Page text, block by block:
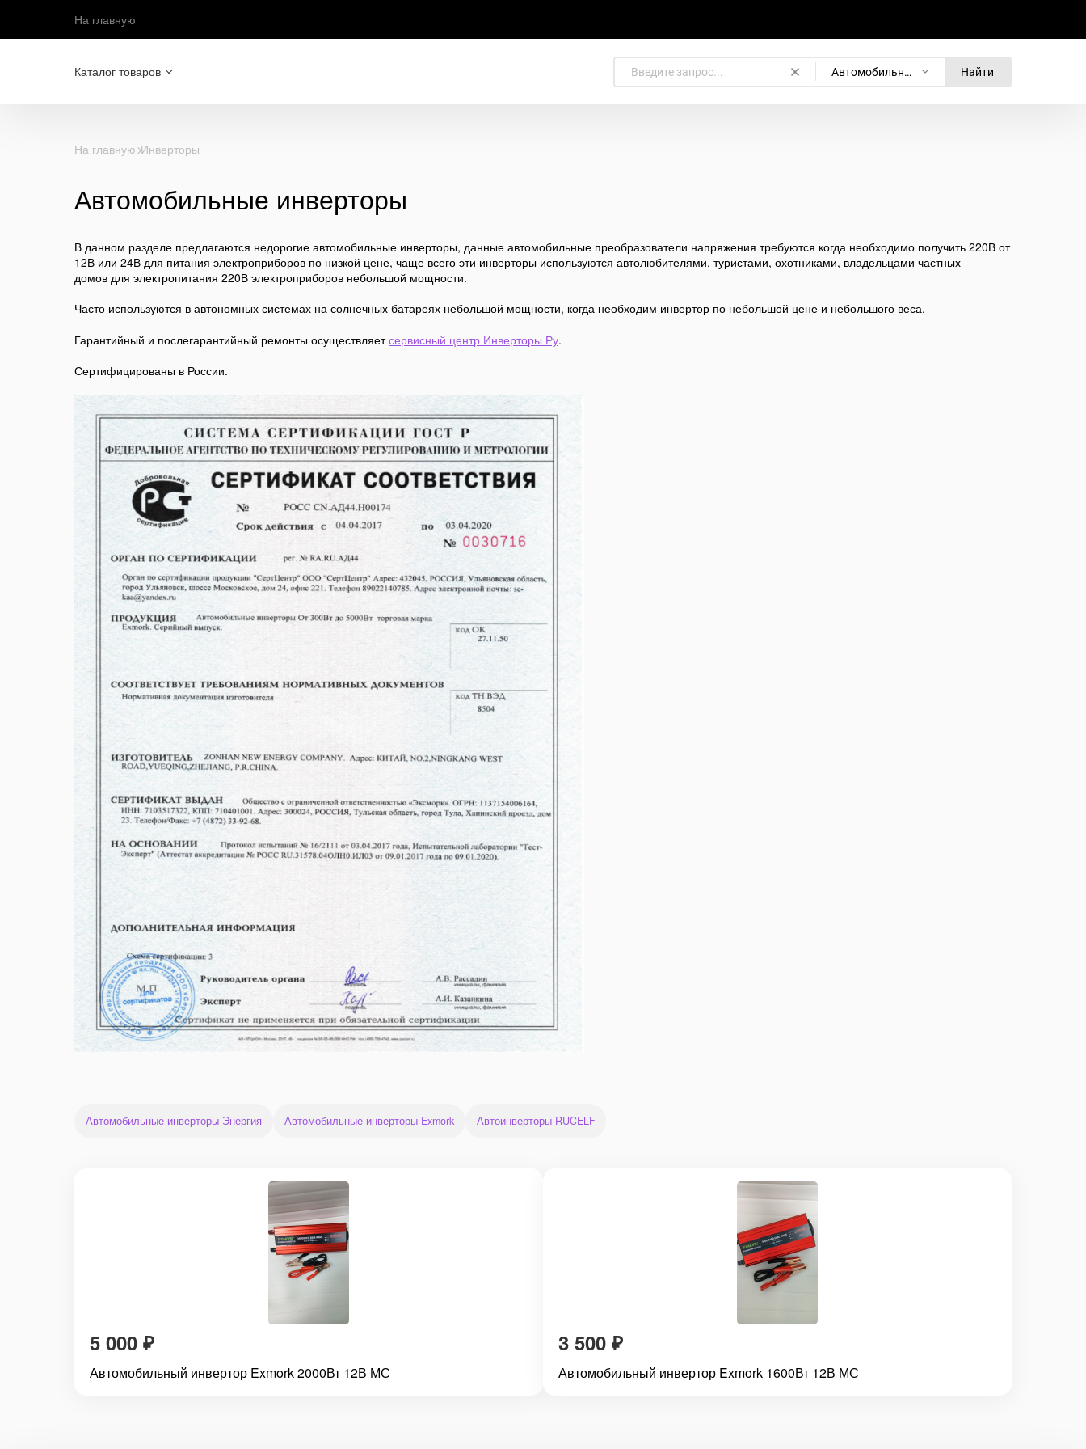
На главную
Каталог товаров Автомобильные инверторы Найти
На главную Инверторы
Автомобильные инверторы
В данном разделе предлагаются недорогие автомобильные инверторы, данные автомобильные преобразователи напряжения требуются когда необходимо получить 220В от
12В или 24В для питания электроприборов по низкой цене, чаще всего эти инверторы используются автолюбителями, туристами, охотниками, владельцами частных
домов для электропитания 220В электроприборов небольшой мощности.
Часто используются в автономных системах на солнечных батареях небольшой мощности, когда необходим инвертор по небольшой цене и небольшого веса.
Гарантийный и послегарантийный ремонты осуществляетсервисный центр Инверторы Ру.
Сертифицированы в России.
Автомобильные инверторы Энергия Автомобильные инверторы Exmork Автоинверторы RUCELF
5 000 ₽
Автомобильный инвертор Exmork 2000Вт 12В МС
3 500 ₽
Автомобильный инвертор Exmork 1600Вт 12В МС